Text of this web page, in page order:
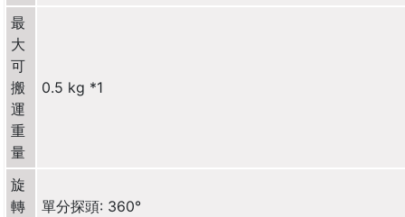
最
大
可
搬
運
重
量
0.5 kg *1
旋
轉
單分探頭: 360°